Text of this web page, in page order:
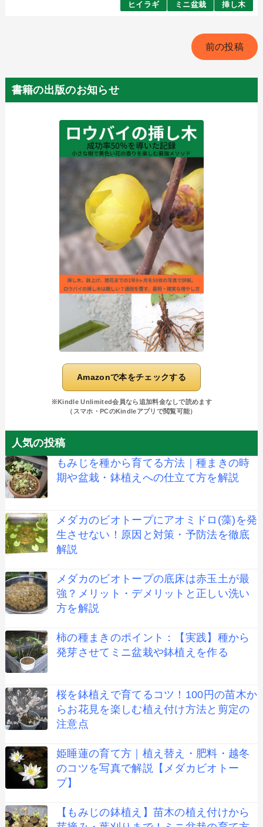
ヒイラギ ミニ盆栽 挿し木
前の投稿
書籍の出版のお知らせ
Amazonで本をチェックする
※Kindle Unlimited会員なら追加料金なしで読めます
（スマホ・PCのKindleアプリで閲覧可能）
人気の投稿
もみじを種から育てる方法｜種まきの時
期や盆栽・鉢植えへの仕立て方を解説
メダカのビオトープにアオミドロ(藻)を発
生させない！原因と対策・予防法を徹底
解説
メダカのビオトープの底床は赤玉土が最
強？メリット・デメリットと正しい洗い
方を解説
柿の種まきのポイント：【実践】種から
発芽させてミニ盆栽や鉢植えを作る
桜を鉢植えで育てるコツ！100円の苗木か
らお花見を楽しむ植え付け方法と剪定の
注意点
姫睡蓮の育て方｜植え替え・肥料・越冬
のコツを写真で解説【メダカビオトー
プ】
【もみじの鉢植え】苗木の植え付けから